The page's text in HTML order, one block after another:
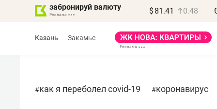
забронируй валюту $ 81.41 0.48
Казань Закамье
#как я переболел covid-19 #коронавирус